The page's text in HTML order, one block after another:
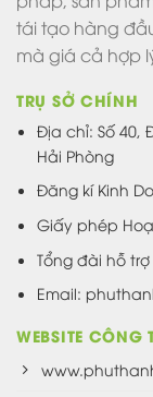
tái tạo hàng
mà giá cả hợp
TRỤ SỞ CHÍNH
Địa chỉ: Số 40,
Hải Phòng
Đăng kí Kinh
Giấy phép
Tổng đài hỗ
Email:
WEBSITE CÔNG